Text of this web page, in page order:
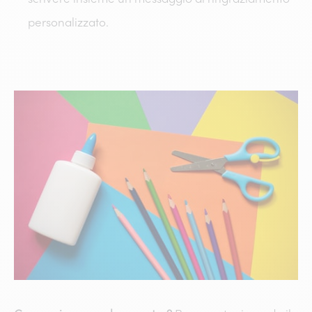
personalizzato.